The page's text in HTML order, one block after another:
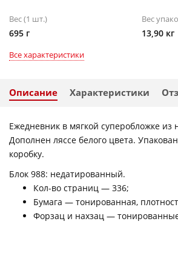
Вес (1 шт.)
695 г
Вес
13,90 кг
Все характеристики
Описание Характеристики
Ежедневник в мягкой суперобложке из
Дополнен ляссе белого цвета.
коробку.
Блок 988: недатированный.
Кол-во страниц — 336;
Бумага — тонированная,
Форзац и нахзац —